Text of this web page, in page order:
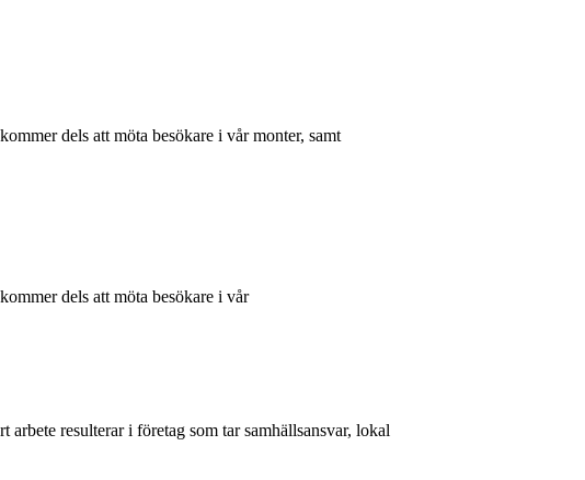
dels att möta besökare i vår monter, samt
dels att möta besökare i vår
resulterar i företag som tar samhällsansvar, lokal